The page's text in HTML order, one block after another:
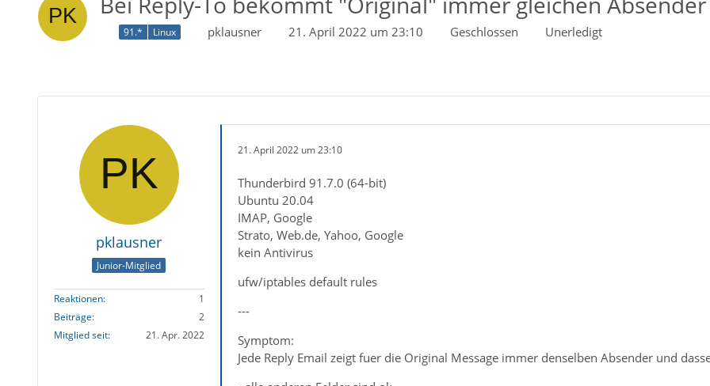
91.* Linux pklausner 21. April 2022 um 23:10 Geschlossen Unerledigt
pklausner
Junior-Mitglied
Reaktionen
1
Beiträge
2
Mitglied seit
21. Apr. 2022
21. April 2022 um 23:10
Thunderbird 91.7.0 (64-bit)
Ubuntu 20.04
IMAP, Google
Strato, Web.de, Yahoo, Google
kein Antivirus
ufw/iptables default rules
---
Symptom:
Jede Reply Email zeigt fuer die Original Message immer denselben Absender und